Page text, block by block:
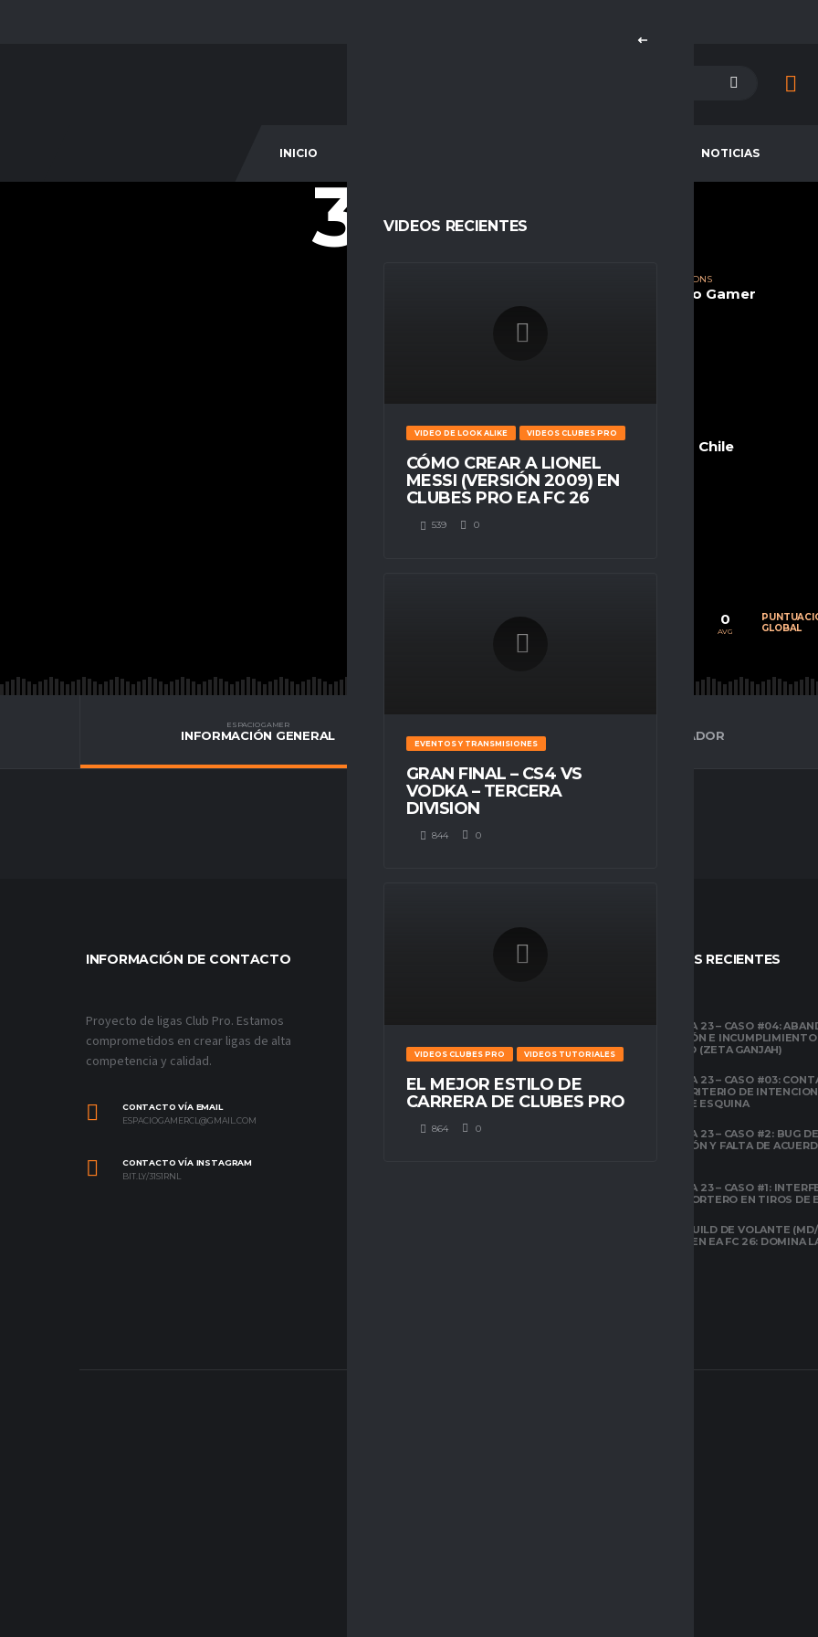
INICIO NOTICIAS
VIDEOS RECIENTES
VIDEO DE LOOK ALIKE VIDEOS CLUBES PRO
CÓMO CREAR A LIONEL
MESSI (VERSIÓN 2009) EN
CLUBES PRO EA FC 26
539 0
EVENTOS Y TRANSMISIONES
GRAN FINAL – CS4 VS
VODKA – TERCERA
DIVISION
844 0
VIDEOS CLUBES PRO VIDEOS TUTORIALES
EL MEJOR ESTILO DE
CARRERA DE CLUBES PRO
864 0
32 OSSES_99
COMPETITIONS
Espacio Gamer
Temporada 23
Chile
CALIFICACIÓN
0
AVG
GLOBAL
ESPACIO GAMER
INFORMACIÓN GENERAL ESTADÍSTICAS DEL JUGADOR
INFORMACIÓN DE CONTACTO
Proyecto de ligas Club Pro. Estamos
comprometidos en crear ligas de alta
competencia y calidad.
CONTACTO VÍA EMAIL
ESPACIOGAMERCL@GMAIL.COM
CONTACTO VÍA INSTAGRAM
BIT.LY/31S1RNL
TUTORIALES
¿QUÉ ES CLUBES
PRO?
ENTRADAS RECIENTES
TEMPORADA 23 – CASO #04:
COMPETICIÓN E INCUMPLIMIENTO
ECONÓMICO (ZETA GANJAH)
TEMPORADA 23 – CASO #03:
EL ÁREA Y CRITERIO DE
EN TIROS DE ESQUINA
TEMPORADA 23 – CASO #2: BUG
DESCONEXIÓN Y FALTA DE
TEMPORADA 23 – CASO #1:
ILEGAL AL PORTERO EN TIROS DE
LA MEJOR BUILD DE VOLANTE
CARRILERO EN EA FC 26: DOMINA